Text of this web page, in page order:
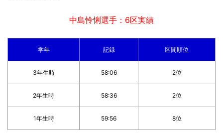
中島怜悧選手：6区実績
学年 記録 区間順位
3年生時 58:06 2位
2年生時 58:36 2位
1年生時 59:56 8位